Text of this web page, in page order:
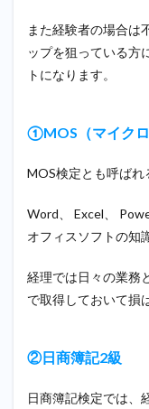
また経験者の場合は
ップを狙っている方
トになります。
①MOS（マイクロ
MOS検定とも呼ばれ
Word、 Excel、
オフィスソフトの知
経理では日々の業務
で取得しておいて損
②日商簿記2級
日商簿記検定では、